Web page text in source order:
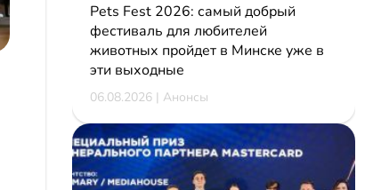
Pets Fest 2026: самый добрый
фестиваль для любителей
животных пройдет в Минске уже в
эти выходные
06.08.2026 | Анонсы